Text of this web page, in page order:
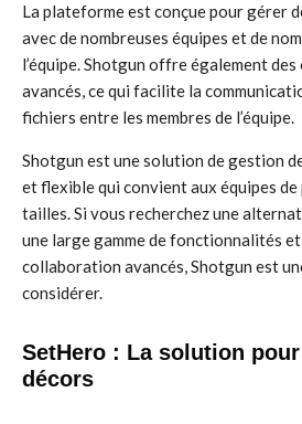
La plateforme est conçue pour gérer
avec de nombreuses équipes et de
l’équipe. Shotgun offre également
avancés, ce qui facilite la
fichiers entre les membres de l’équipe.
Shotgun est une solution de gestion
et flexible qui convient aux équipes
tailles. Si vous recherchez une
une large gamme de fonctionnalités
collaboration avancés, Shotgun est
considérer.
SetHero : La solution
décors